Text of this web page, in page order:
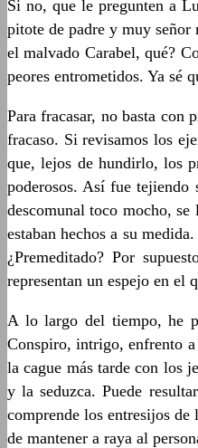
Si no, que le pregunten a
pitote de padre y muy señor
el malvado Carabel, qué?
peores entrometidos. Ya sé
Para fracasar, no basta con
fracaso. Si revisamos los
que, lejos de hundirlo, los
poderosos. Así fue tejiendo
descomunal toco mocho,
estaban hechos a su
¿Premeditado? Por
representan un espejo en el
A lo largo del tiempo, he
Conspiro, intrigo, enfrento
la cague más tarde con los
y la seduzca. Puede
comprende los entresijos de
de mantener a raya al